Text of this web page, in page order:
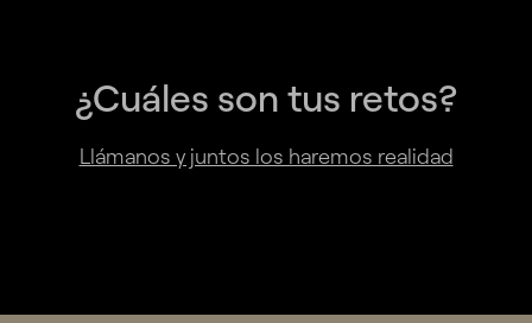
¿Cuáles son tus retos?
Llámanos y juntos los haremos realidad